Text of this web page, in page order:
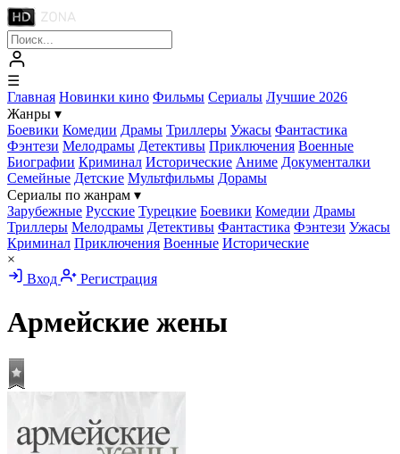
☰
Главная Новинки кино Фильмы Сериалы Лучшие 2026
Жанры ▾
Боевики Комедии Драмы Триллеры Ужасы Фантастика
Фэнтези Мелодрамы Детективы Приключения Военные
Биографии Криминал Исторические Аниме Документалки
Семейные Детские Мультфильмы Дорамы
Сериалы по жанрам ▾
Зарубежные Русские Турецкие Боевики Комедии Драмы
Триллеры Мелодрамы Детективы Фантастика Фэнтези Ужасы
Криминал Приключения Военные Исторические
×
Вход
Регистрация
Армейские жены